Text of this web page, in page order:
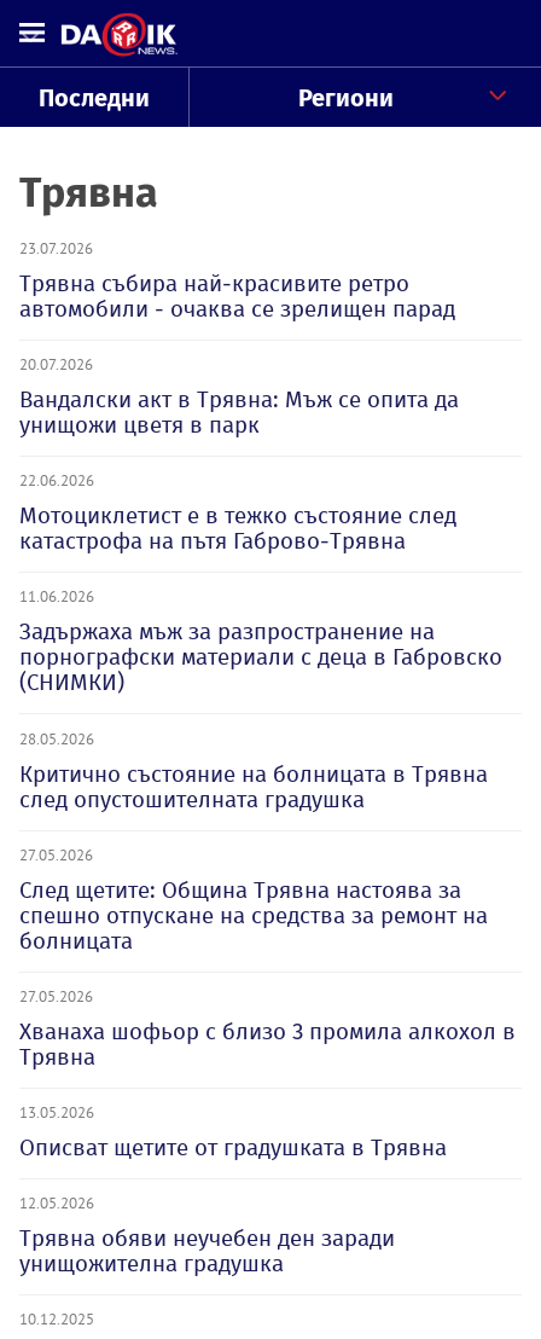
Последни Региони
Трявна
23.07.2026
Трявна събира най-красивите ретро
автомобили - очаква се зрелищен парад
20.07.2026
Вандалски акт в Трявна: Мъж се опита да
унищожи цветя в парк
22.06.2026
Мотоциклетист е в тежко състояние след
катастрофа на пътя Габрово-Трявна
11.06.2026
Задържаха мъж за разпространение на
порнографски материали с деца в Габровско
(СНИМКИ)
28.05.2026
Критично състояние на болницата в Трявна
след опустошителната градушка
27.05.2026
След щетите: Община Трявна настоява за
спешно отпускане на средства за ремонт на
болницата
27.05.2026
Хванаха шофьор с близо 3 промила алкохол в
Трявна
13.05.2026
Описват щетите от градушката в Трявна
12.05.2026
Трявна обяви неучебен ден заради
унищожителна градушка
10.12.2025